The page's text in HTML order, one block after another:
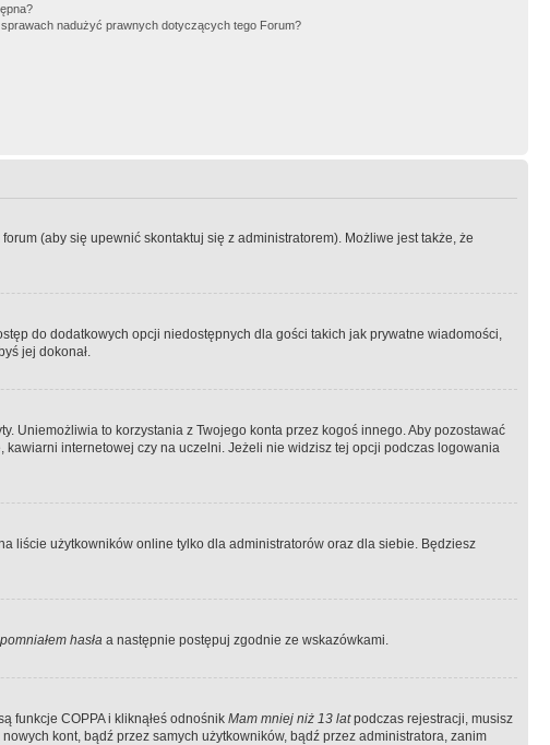
nadużyć prawnych dotyczących tego Forum?
(aby się upewnić skontaktuj się z administratorem). Możliwe jest także, że
do dodatkowych opcji niedostępnych dla gości takich jak prywatne wiadomości,
jej dokonał.
Uniemożliwia to korzystania z Twojego konta przez kogoś innego. Aby pozostawać
internetowej czy na uczelni. Jeżeli nie widzisz tej opcji podczas logowania
liście użytkowników online tylko dla administratorów oraz dla siebie. Będziesz
hasła a następnie postępuj zgodnie ze wskazówkami.
funkcje COPPA i kliknąłeś odnośnik Mam mniej niż 13 latpodczas rejestracji, musisz
kont, bądź przez samych użytkowników, bądź przez administratora, zanim